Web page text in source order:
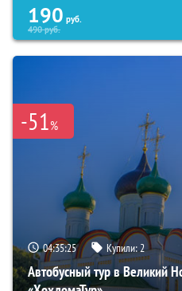
190 руб.
490руб.
-51%
04:35:24 Купили:2
Автобусный тур в Великий